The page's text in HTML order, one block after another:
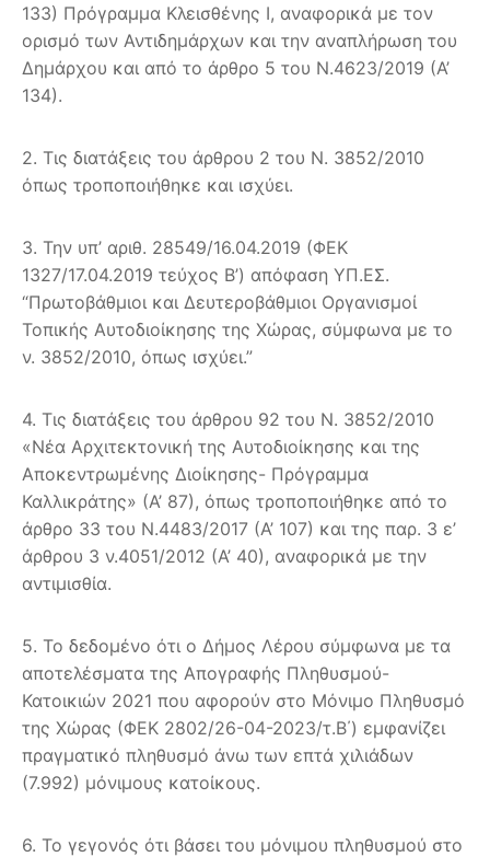
133) Πρόγραμμα Κλεισθένης Ι, αναφορικά με τον
ορισμό των Αντιδημάρχων και την αναπλήρωση του
Δημάρχου και από το άρθρο 5 του Ν.4623/2019 (Α’
134).
2. Τις διατάξεις του άρθρου 2 του Ν. 3852/2010
όπως τροποποιήθηκε και ισχύει.
3. Την υπ’ αριθ. 28549/16.04.2019 (ΦΕΚ
1327/17.04.2019 τεύχος B’) απόφαση ΥΠ.ΕΣ.
“Πρωτοβάθμιοι και Δευτεροβάθμιοι Οργανισμοί
Τοπικής Αυτοδιοίκησης της Χώρας, σύμφωνα με το
ν. 3852/2010, όπως ισχύει.”
4. Τις διατάξεις του άρθρου 92 του Ν. 3852/2010
«Νέα Αρχιτεκτονική της Αυτοδιοίκησης και της
Αποκεντρωμένης Διοίκησης- Πρόγραμμα
Καλλικράτης» (Α’ 87), όπως τροποποιήθηκε από το
άρθρο 33 του Ν.4483/2017 (Α’ 107) και της παρ. 3 ε’
άρθρου 3 ν.4051/2012 (Α’ 40), αναφορικά με την
αντιμισθία.
5. Το δεδομένο ότι ο Δήμος Λέρου σύμφωνα με τα
αποτελέσματα της Απογραφής Πληθυσμού-
Κατοικιών 2021 που αφορούν στο Μόνιμο Πληθυσμό
της Χώρας (ΦΕΚ 2802/26-04-2023/τ.Β΄) εμφανίζει
πραγματικό πληθυσμό άνω των επτά χιλιάδων
(7.992) μόνιμους κατοίκους.
6. Το γεγονός ότι βάσει του μόνιμου πληθυσμού στο